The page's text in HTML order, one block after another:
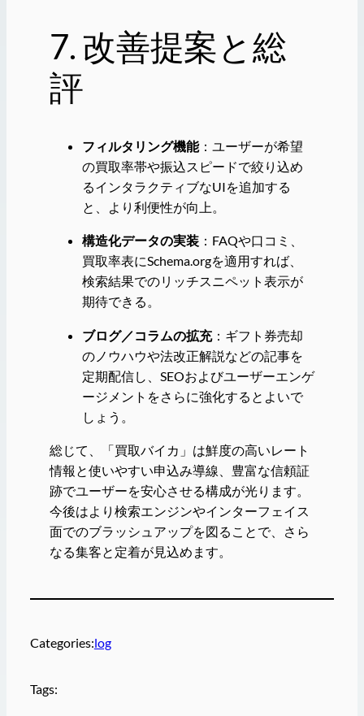
7. 改善提案と総
評
フィルタリング機能：ユーザーが希望
の買取率帯や振込スピードで絞り込め
るインタラクティブなUIを追加する
と、より利便性が向上。
構造化データの実装：FAQや口コミ、
買取率表にSchema.orgを適用すれば、
検索結果でのリッチスニペット表示が
期待できる。
ブログ／コラムの拡充：ギフト券売却
のノウハウや法改正解説などの記事を
定期配信し、SEOおよびユーザーエンゲ
ージメントをさらに強化するとよいで
しょう。
総じて、「買取バイカ」は鮮度の高いレート
情報と使いやすい申込み導線、豊富な信頼証
跡でユーザーを安心させる構成が光ります。
今後はより検索エンジンやインターフェイス
面でのブラッシュアップを図ることで、さら
なる集客と定着が見込めます。
Categories:log
Tags: